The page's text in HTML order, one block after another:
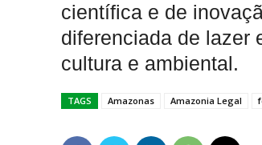
científica e de
diferenciada de lazer
cultura e ambiental.
TAGS Amazonas Amazonia Legal